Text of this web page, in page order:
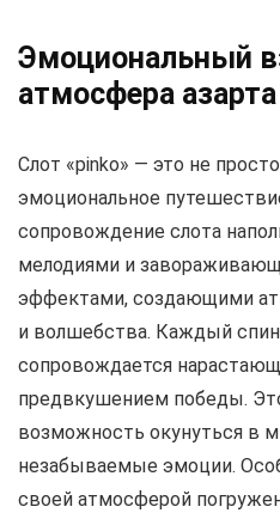
Эмоциональный
атмосфера азарта
Слот «pinko» — это не
эмоциональное
сопровождение слота
мелодиями и
эффектами, создающими
и волшебства. Каждый спин
сопровождается
предвкушением победы.
возможность окунуться в
незабываемые эмоции.
своей атмосферой